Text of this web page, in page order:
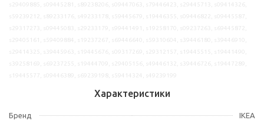
Характеристики
Бренд IKEA